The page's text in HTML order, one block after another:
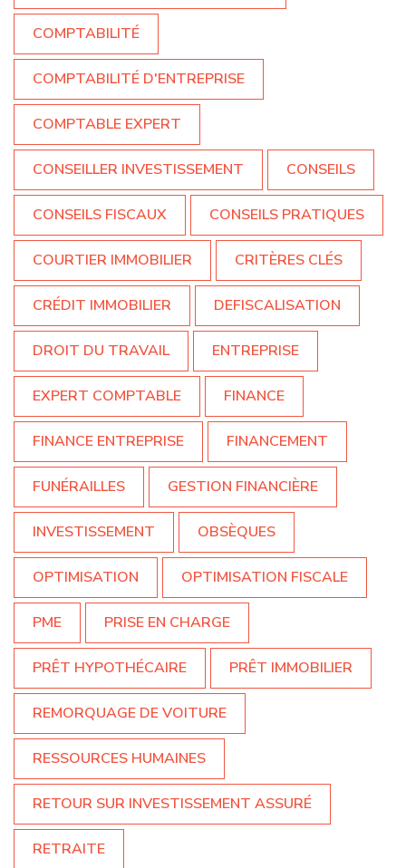
COMPTABILITÉ
COMPTABILITÉ D'ENTREPRISE
COMPTABLE EXPERT
CONSEILLER INVESTISSEMENT CONSEILS
CONSEILS FISCAUX CONSEILS PRATIQUES
COURTIER IMMOBILIER CRITÈRES CLÉS
CRÉDIT IMMOBILIER DEFISCALISATION
DROIT DU TRAVAIL ENTREPRISE
EXPERT COMPTABLE FINANCE
FINANCE ENTREPRISE FINANCEMENT
FUNÉRAILLES GESTION FINANCIÈRE
INVESTISSEMENT OBSÈQUES
OPTIMISATION OPTIMISATION FISCALE
PME PRISE EN CHARGE
PRÊT HYPOTHÉCAIRE PRÊT IMMOBILIER
REMORQUAGE DE VOITURE
RESSOURCES HUMAINES
RETOUR SUR INVESTISSEMENT ASSURÉ
RETRAITE